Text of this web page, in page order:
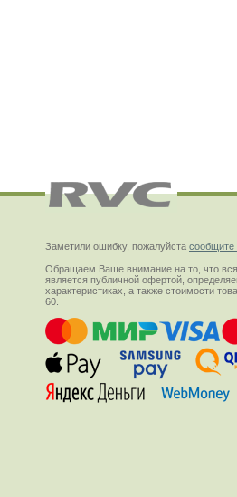
Заметили ошибку, пожалуйста сообщите
Обращаем Ваше внимание на то, что
является публичной офертой,
характеристиках, а также стоимости
60.